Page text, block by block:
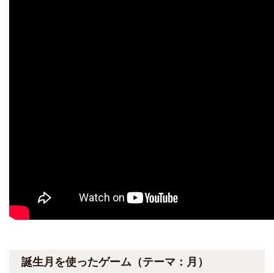
誕生月を使ったゲーム（テーマ：月）